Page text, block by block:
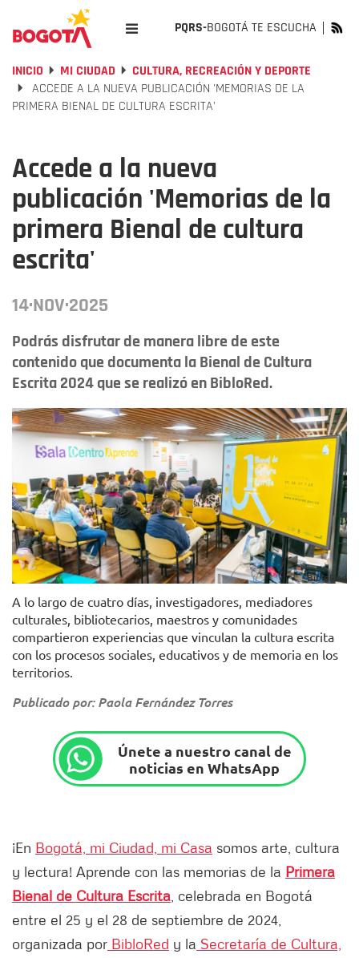
PQRS-BOGOTÁ TE ESCUCHA
INICIO MI CIUDAD
CULTURA, RECREACIÓN Y DEPORTE
ACCEDE A LA NUEVA PUBLICACIÓN 'MEMORIAS DE LA
PRIMERA BIENAL DE CULTURA ESCRITA'
Accede a la nueva
publicación 'Memorias de la
primera Bienal de cultura
escrita'
14·NOV·2025
Podrás disfrutar de manera libre de este
contenido que documenta la Bienal de Cultura
Escrita 2024 que se realizó en BibloRed.
BibloRed
A lo largo de cuatro días, investigadores, mediadores
culturales, bibliotecarios, maestros y comunidades
compartieron experiencias que vinculan la cultura escrita
con los procesos sociales, educativos y de memoria en los
territorios.
Publicado por: Paola Fernández Torres
Únete a nuestro canal de
noticias en WhatsApp
¡En Bogotá, mi Ciudad, mi Casa somos arte, cultura
y lectura! Aprende con las memorias de la Primera
Bienal de Cultura Escrita , celebrada en Bogotá
entre el 25 y el 28 de septiembre de 2024,
organizada por BibloRed y la Secretaría de Cultura,